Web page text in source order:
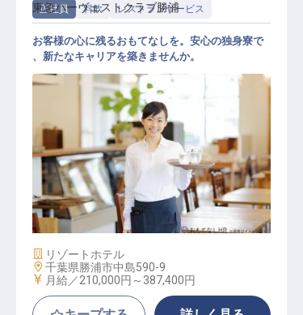
正社員 料飲 レストランサービス
レストランスタッフ
東急ハーヴェストクラブ勝浦
お客様の心に残るおもてなしを。安心の独身寮で
、新たなキャリアを築きませんか。
施設業態
リゾートホテル
勤務地
千葉県勝浦市中島590-9
給与
月給／210,000円～ 387,400円